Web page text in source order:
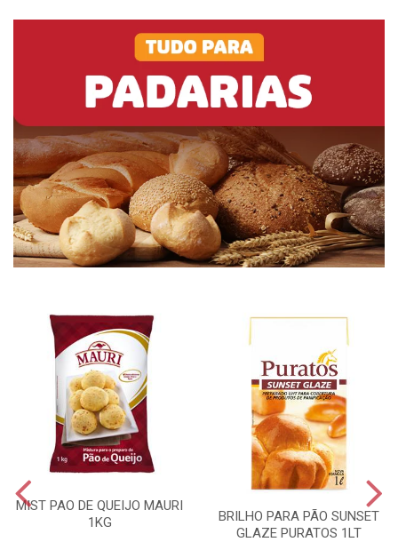
MIST PAO DE QUEIJO MAURI
1KG
BRILHO PARA PÃO SUNSET
GLAZE PURATOS 1LT